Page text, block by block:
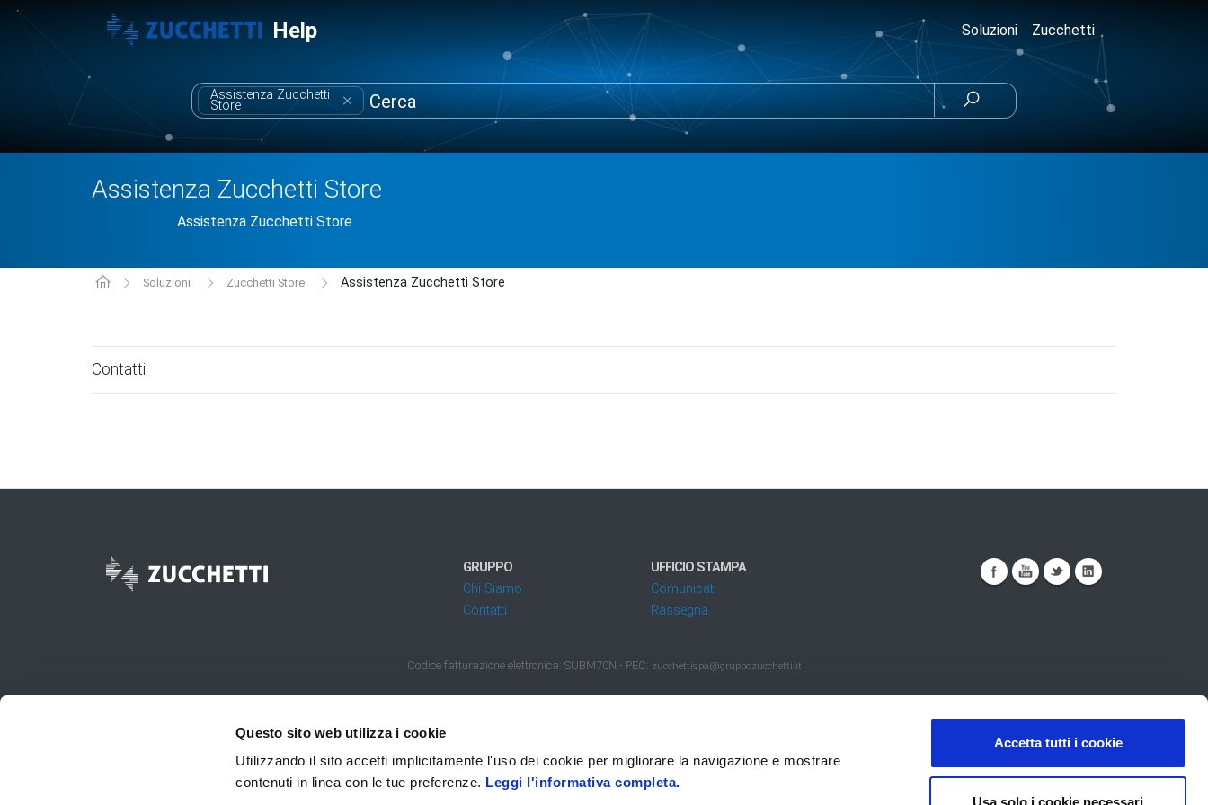
Questo sito web utilizza i cookie
Utilizzando il sito accetti implicitamente l'uso dei cookie per migliorare la navigazione e mostrare
contenuti in linea con le tue preferenze. Leggi l'informativa completa.
Accetta tutti i cookie
Usa solo i cookie necessari
Help Zucchetti
Soluzioni
Assistenza Zucchetti
Store 
Assistenza Zucchetti Store
Assistenza Zucchetti Store
Soluzioni Zucchetti Store Assistenza Zucchetti Store
Contatti
GRUPPO
Chi Siamo
Contatti
UFFICIO STAMPA
Comunicati
Rassegna
Codice fatturazione elettronica: SUBM70N - PEC: zucchettispa@gruppozucchetti.it